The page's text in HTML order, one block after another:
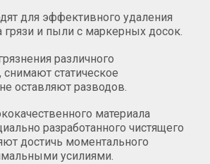
для эффективного удаления
грязи и пыли с маркерных досок.
различного
статическое
оставляют разводов.
материала
разработанного чистящего
достичь моментального
усилиями.